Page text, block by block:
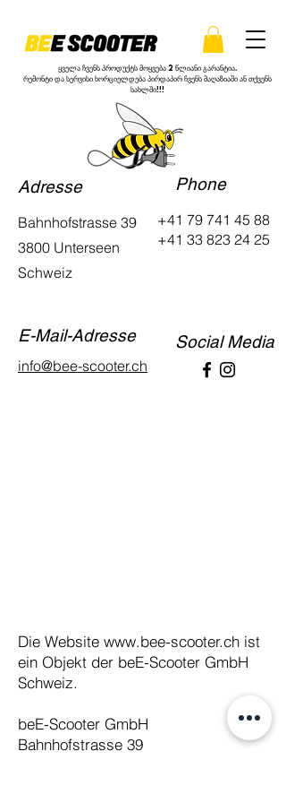
ყველა ჩვენს პროდუქტს მოყვება 2 წლიანი გარანტია.
რემონტი და სერვისი ხორციელდება პირდაპირ ჩვენს მაღაზიაში ან თქვენს
სახლში!!!
Adresse Phone
Bahnhofstrasse 39
3800 Unterseen
Schweiz
+41 79 741 45 88
+41 33 823 24 25
E-Mail-Adresse Social Media
info@bee-scooter.ch
Die Website www.bee-scooter.ch ist
ein Objekt der beE-Scooter GmbH
Schweiz.
beE-Scooter GmbH
Bahnhofstrasse 39